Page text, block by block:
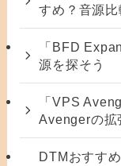
すめ？音源比
「BFD
源を探そう
「VPS
Avengerの拡
DTMおすす